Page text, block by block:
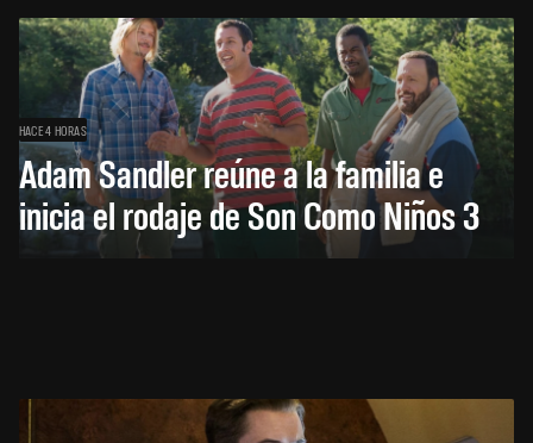
HACE 4 HORAS
Adam Sandler reúne a la familia e
inicia el rodaje de Son Como Niños 3